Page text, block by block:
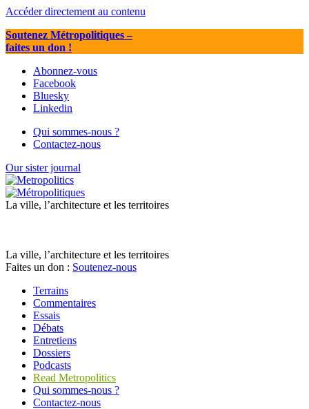
Accéder directement au contenu
Soutenez Métropolitiques–
faites un don !
Abonnez-vous
Facebook
Bluesky
Linkedin
Qui sommes-nous ?
Contactez-nous
Our sister journal
La ville, l’architecture et les territoires
La ville, l’architecture et les territoires
Faites un don : Soutenez-nous
Terrains
Commentaires
Essais
Débats
Entretiens
Dossiers
Podcasts
Read Metropolitics
Qui sommes-nous ?
Contactez-nous